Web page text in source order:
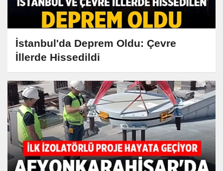
İstanbul'da Deprem Oldu: Çevre
İllerde Hissedildi